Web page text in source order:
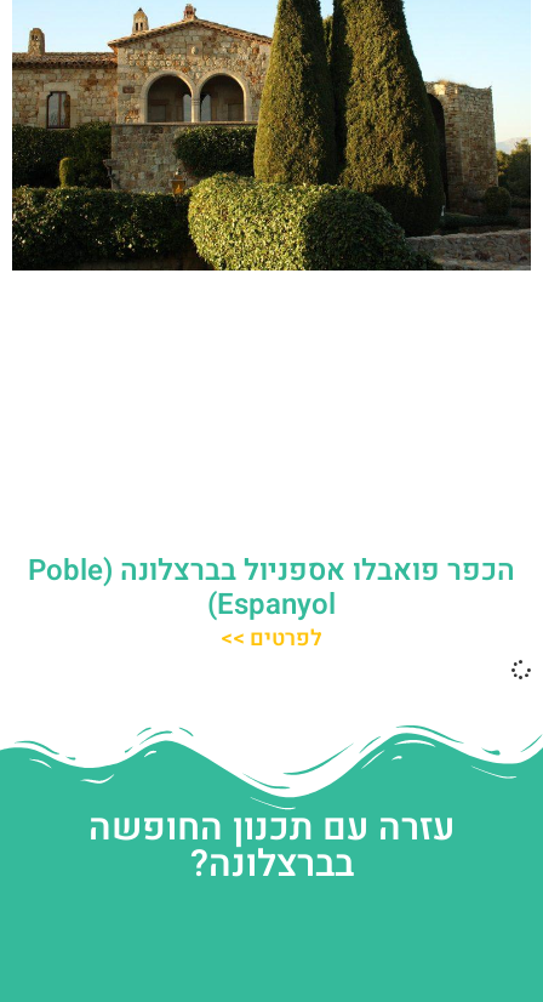
הכפר פואבלו אספניול בברצלונה (Poble
Espanyol)
לפרטים >>
עזרה עם תכנון החופשה
בברצלונה?